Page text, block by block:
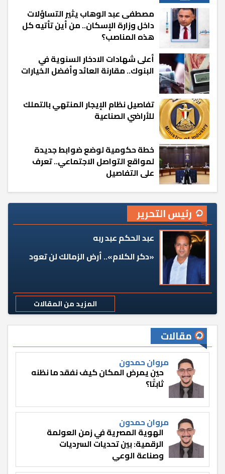
مصطفى عبد الوهاب يثير التساؤلات
داخل وزارة الإسكان.. من أين تأتيه كل
هذه المناصب؟
أعلى شهادات الادخار السنوية في
البنوك.. مقارنة العائد وأفضل الخيارات
تفاصيل نظام الإيجار المنتهي بالتملك
للأراضي الصناعية
خطة حكومية لوضع ضوابط جديدة
لمواقع التواصل الاجتماعي.. تعرف
على التفاصيل
رئيس التحرير
عبد الحكم عبد ربه
«دكر الكلام».. أرض الزمالك لن تعود
المزيد من المقالات
مقالات
مروان حمدون
حين يمرض المكان كيف نفقد ما نظنه
ثابتًا؟
مروان حمدون
الهوية المصرية في زمن العولمة
الرقمية: بين تحديات السرديات
وصناعة الوعي